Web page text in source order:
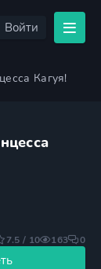
Войти
Кагуя!
7.5 / 10 163 0